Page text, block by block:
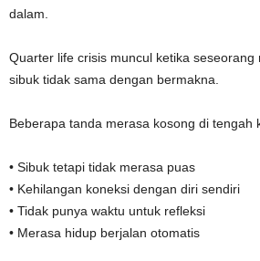
dalam.
Quarter life crisis muncul ketika seseorang
sibuk tidak sama dengan bermakna.
Beberapa tanda merasa kosong di tengah
• Sibuk tetapi tidak merasa puas
• Kehilangan koneksi dengan diri sendiri
• Tidak punya waktu untuk refleksi
• Merasa hidup berjalan otomatis